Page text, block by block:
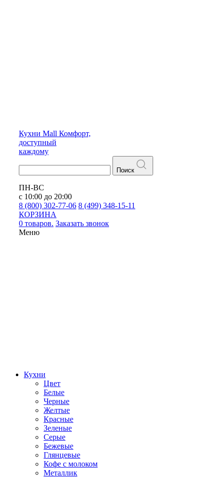
Кухни Mall Комфорт,
доступный
каждому
Поиск
ПН-ВС
с 10:00 до 20:00
8 (800) 302-77-06 8 (499) 348-15-11
КОРЗИНА
0 товаров. Заказать звонок
Меню
Кухни
Цвет
Белые
Черные
Желтые
Красные
Зеленые
Серые
Бежевые
Глянцевые
Кофе с молоком
Металлик